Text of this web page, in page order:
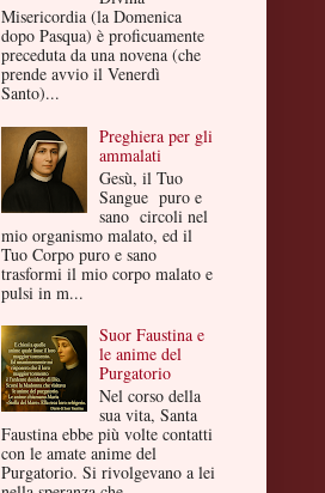
Misericordia (la Domenica
dopo Pasqua) è proficuamente
preceduta da una novena (che
prende avvio il Venerdì
Santo)...
Preghiera per gli
ammalati
Gesù, il Tuo
Sangue puro e
sano circoli nel
mio organismo malato, ed il
Tuo Corpo puro e sano
trasformi il mio corpo malato e
pulsi in m...
Suor Faustina e
le anime del
Purgatorio
Nel corso della
sua vita, Santa
Faustina ebbe più volte contatti
con le amate anime del
Purgatorio. Si rivolgevano a lei